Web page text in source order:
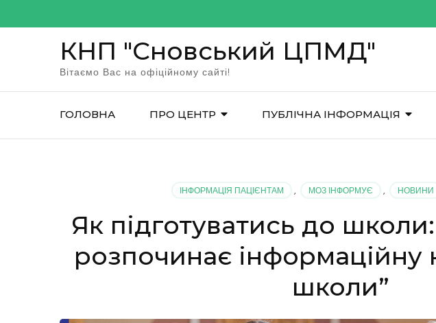
до
КНП "Сновський ЦПМД"
Вітаємо Вас на офіційному сайті!
ГОЛОВНА ПРО ЦЕНТР ПУБЛІЧНА ІНФОРМАЦІЯ
ІНФОРМАЦІЯ ПАЦІЄНТАМ , МОЗ ІНФОРМУЄ , НОВИНИ
Як підготуватись до
розпочинає інформаційну
школи”